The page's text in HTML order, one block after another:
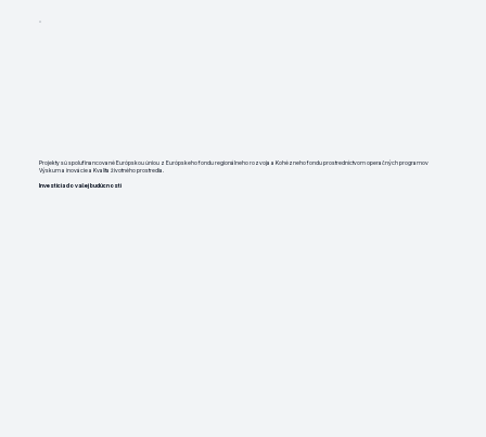
Projekty sú spolufinancované Európskou úniou z Európskeho fondu regionálneho rozvoja a Kohézneho fondu prostredníctvom operačných programov
Výskum a inovácie a Kvalita životného prostredia.
Investícia do vašej budúcnosti